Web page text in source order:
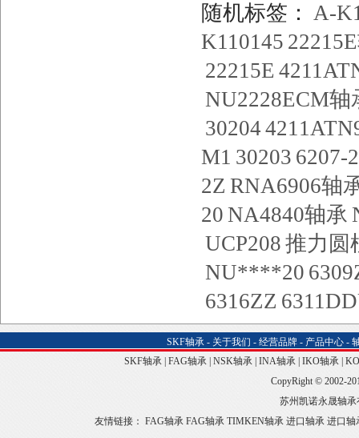
随机标签： A-
K110145
22215E
NU2228ECM轴
30204
M1 30203 6207-
2Z RNA6906轴
20 NA4840轴承
UCP208 推力圆
NU****20
6316ZZ
SKF轴承 - 关于我们 -经营品牌 - 产品中心 -
SKF轴承 |FAG轴承 |NSK轴承 |INA轴承 |IKO轴承 |
CopyRight © 2002-
苏州凯诺永晟轴
友情链接：FAG轴承 FAG轴承 TIMKEN轴承 进口轴承 进口轴